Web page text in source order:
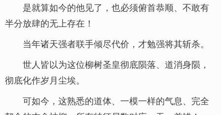
是就算如今的他见了，也必须俯首恭顺、不敢有
半分放肆的无上存在！
当年诸天强者联手倾尽代价，才勉强将其斩杀。
世人皆以为这位柳树圣皇彻底陨落、道消身陨，
彻底化作岁月尘埃。
可如今，这熟悉的道体、一模一样的气息、完全